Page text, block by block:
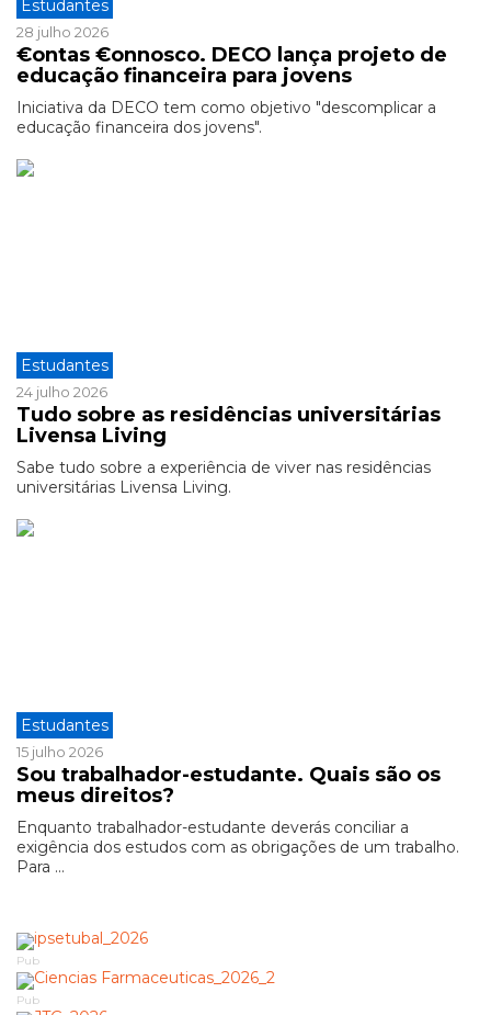
Estudantes
28 julho 2026
€ontas €onnosco. DECO lança projeto de
educação financeira para jovens
Iniciativa da DECO tem como objetivo "descomplicar a
educação financeira dos jovens".
Estudantes
24 julho 2026
Tudo sobre as residências universitárias
Livensa Living
Sabe tudo sobre a experiência de viver nas residências
universitárias Livensa Living.
Estudantes
15 julho 2026
Sou trabalhador-estudante. Quais são os
meus direitos?
Enquanto trabalhador-estudante deverás conciliar a
exigência dos estudos com as obrigações de um trabalho.
Para ...
Pub
Pub